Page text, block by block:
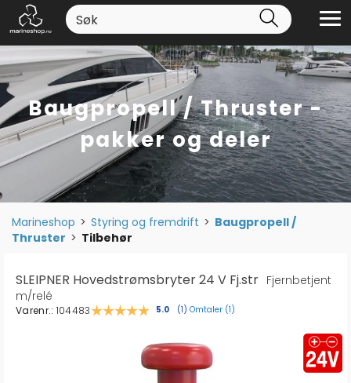
Baugpropell / Thruster -
pakker og deler
Marineshop>Styring og fremdrift>Baugpropell /
Thruster>Tilbehør
SLEIPNER Hovedstrømsbryter 24 V Fj.str Fjernbetjent
m/relé
Varenr.: 104483 Gjennomsnittskarakter:
5.0 (stemmer:
1) Omtaler (1)